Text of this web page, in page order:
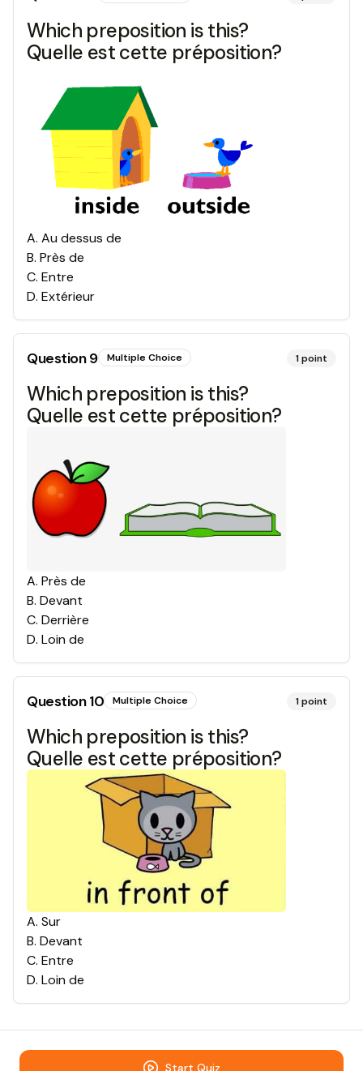
Which preposition is this?
Quelle est cette préposition?
A. Au dessus de
B. Près de
C. Entre
D. Extérieur
Question9 Multiple Choice 1point
Which preposition is this?
Quelle est cette préposition?
A. Près de
B. Devant
C. Derrière
D. Loin de
Question10 Multiple Choice 1point
Which preposition is this?
Quelle est cette préposition?
A. Sur
B. Devant
C. Entre
D. Loin de
Start Quiz